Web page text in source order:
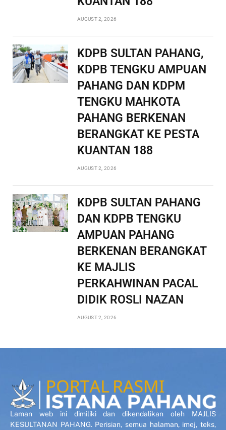
AUGUST 2, 2026
KDPB SULTAN PAHANG,
KDPB TENGKU AMPUAN
PAHANG DAN KDPM
TENGKU MAHKOTA
PAHANG BERKENAN
BERANGKAT KE PESTA
KUANTAN 188
AUGUST 2, 2026
KDPB SULTAN PAHANG
DAN KDPB TENGKU
AMPUAN PAHANG
BERKENAN BERANGKAT
KE MAJLIS
PERKAHWINAN PACAL
DIDIK ROSLI NAZAN
AUGUST 2, 2026
Laman web ini dimiliki dan dikendalikan oleh MAJLIS
KESULTANAN PAHANG. Perisian, semua halaman, imej, teks,